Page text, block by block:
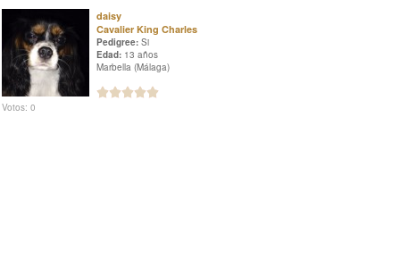
daisy
Cavalier King Charles
Pedigree: Si
Edad: 13 años
Marbella (Málaga)
Votos: 0